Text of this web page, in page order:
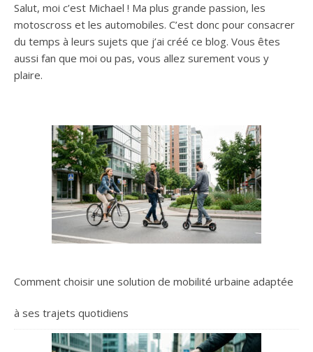
Salut, moi c’est Michael ! Ma plus grande passion, les
motoscross et les automobiles. C’est donc pour consacrer
du temps à leurs sujets que j’ai créé ce blog. Vous êtes
aussi fan que moi ou pas, vous allez surement vous y
plaire.
Comment choisir une solution de mobilité urbaine adaptée
à ses trajets quotidiens